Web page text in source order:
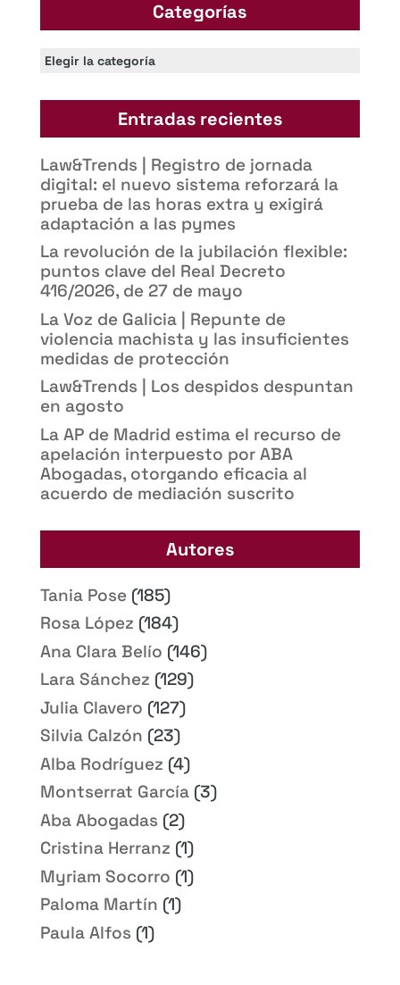
Categorías
Categorías
Entradas recientes
Law&Trends | Registro de jornada
digital: el nuevo sistema reforzará la
prueba de las horas extra y exigirá
adaptación a las pymes
La revolución de la jubilación flexible:
puntos clave del Real Decreto
416/2026, de 27 de mayo
La Voz de Galicia | Repunte de
violencia machista y las insuficientes
medidas de protección
Law&Trends | Los despidos despuntan
en agosto
La AP de Madrid estima el recurso de
apelación interpuesto por ABA
Abogadas, otorgando eficacia al
acuerdo de mediación suscrito
Autores
Tania Pose(185)
Rosa López (184)
Ana Clara Belío (146)
Lara Sánchez (129)
Julia Clavero (127)
Silvia Calzón (23)
Alba Rodríguez (4)
Montserrat García(3)
Aba Abogadas (2)
Cristina Herranz (1)
Myriam Socorro (1)
Paloma Martín (1)
Paula Alfos (1)